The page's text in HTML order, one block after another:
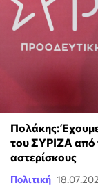
Πολάκης:
του ΣΥΡΙΖΑ από
αστερίσκους
Πολιτική